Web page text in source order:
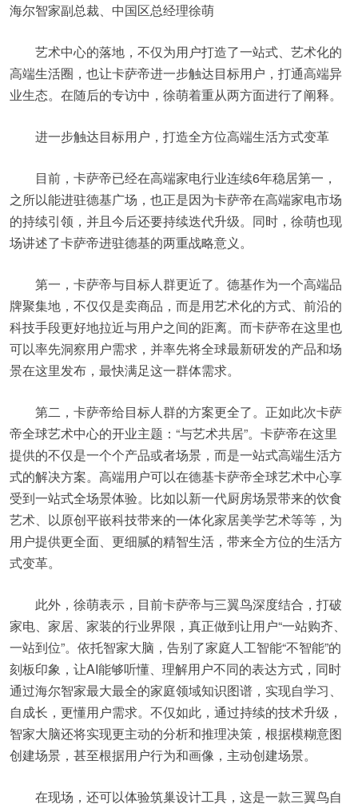
海尔智家副总裁、中国区总经理徐萌
艺术中心的落地，不仅为用户打造了一站式、艺术化的
高端生活圈，也让卡萨帝进一步触达目标用户，打通高端异
业生态。在随后的专访中，徐萌着重从两方面进行了阐释。
进一步触达目标用户，打造全方位高端生活方式变革
目前，卡萨帝已经在高端家电行业连续6年稳居第一，
之所以能进驻德基广场，也正是因为卡萨帝在高端家电市场
的持续引领，并且今后还要持续迭代升级。同时，徐萌也现
场讲述了卡萨帝进驻德基的两重战略意义。
第一，卡萨帝与目标人群更近了。德基作为一个高端品
牌聚集地，不仅仅是卖商品，而是用艺术化的方式、前沿的
科技手段更好地拉近与用户之间的距离。而卡萨帝在这里也
可以率先洞察用户需求，并率先将全球最新研发的产品和场
景在这里发布，最快满足这一群体需求。
第二，卡萨帝给目标人群的方案更全了。正如此次卡萨
帝全球艺术中心的开业主题：“与艺术共居”。卡萨帝在这里
提供的不仅是一个个产品或者场景，而是一站式高端生活方
式的解决方案。高端用户可以在德基卡萨帝全球艺术中心享
受到一站式全场景体验。比如以新一代厨房场景带来的饮食
艺术、以原创平嵌科技带来的一体化家居美学艺术等等，为
用户提供更全面、更细腻的精智生活，带来全方位的生活方
式变革。
此外，徐萌表示，目前卡萨帝与三翼鸟深度结合，打破
家电、家居、家装的行业界限，真正做到让用户“一站购齐、
一站到位”。依托智家大脑，告别了家庭人工智能“不智能”的
刻板印象，让AI能够听懂、理解用户不同的表达方式，同时
通过海尔智家最大最全的家庭领域知识图谱，实现自学习、
自成长，更懂用户需求。不仅如此，通过持续的技术升级，
智家大脑还将实现更主动的分析和推理决策，根据模糊意图
创建场景，甚至根据用户行为和画像，主动创建场景。
在现场，还可以体验筑巢设计工具，这是一款三翼鸟自